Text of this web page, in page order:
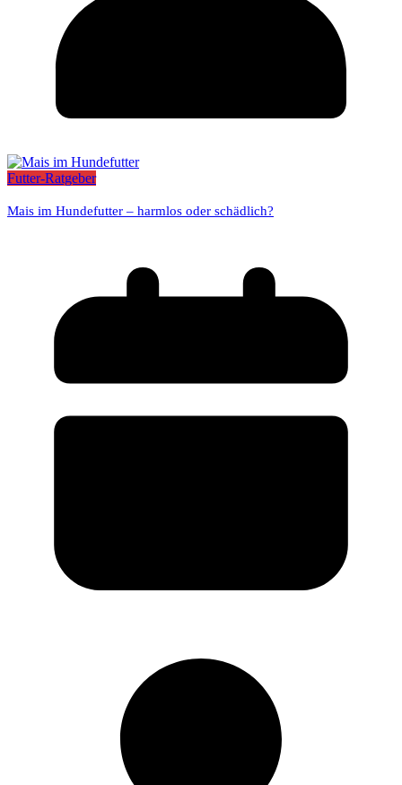
Futter-Ratgeber
Mais im Hundefutter – harmlos oder schädlich?